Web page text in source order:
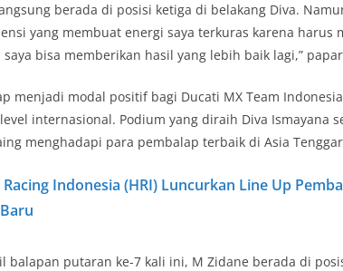
berada di posisi ketiga di belakang Diva.
yang membuat energi saya terkuras karena harus
saya bisa memberikan hasil yang lebih baik lagi,”
menjadi modal positif bagi Ducati MX Team
internasional. Podium yang diraih Diva Ismayana
menghadapi para pembalap terbaik di Asia
Indonesia (HRI) Luncurkan Line Up
balapan putaran ke-7 kali ini, M Zidane berada di